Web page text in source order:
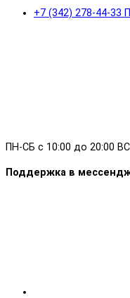
+7 (342) 278-44-33
ПН-СБ с 10:00 до 20:00
Поддержка в